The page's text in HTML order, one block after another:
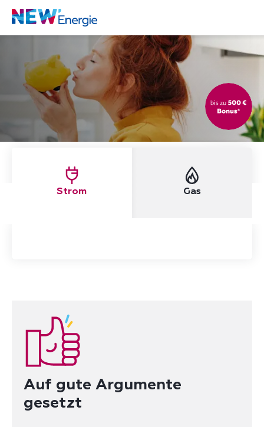
Strom Gas
Auf gute Argumente
gesetzt